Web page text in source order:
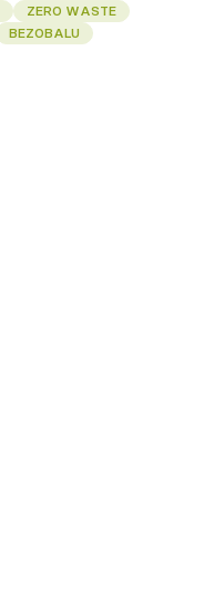
ZERO WASTE
BEZOBALU